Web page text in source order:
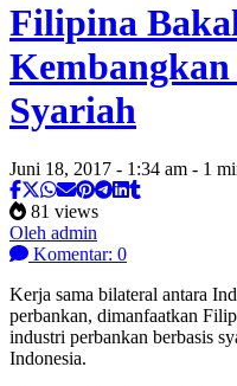
Filipina
Syariah
Juni 18, 2017 - 1:34 am - 1
81 views
Oleh admin
Komentar: 0
Kerja sama bilateral antara
perbankan, dimanfaatkan
industri perbankan berbasis
Indonesia.